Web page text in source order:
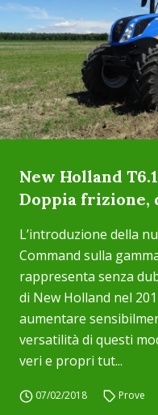
New Holland
Doppia frizione,
L’introduzione della
Command sulla
rappresenta senza
di New Holland nel
aumentare
versatilità di questi
veri e propri tut...
07/02/2018 Prove